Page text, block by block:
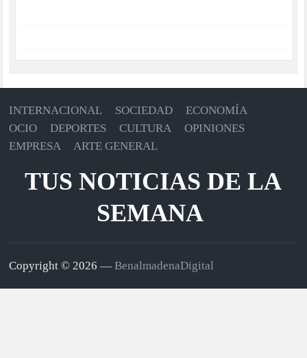
INTERNACIONAL SOCIEDAD
ECONOMÍA
OCIO
DEPORTES CULTURA
OPINIONES
EMPRESA
ARTE GENERAL
TUS NOTICIAS DE LA
SEMANA
Copyright © 2026 —BenalmadenaDigital